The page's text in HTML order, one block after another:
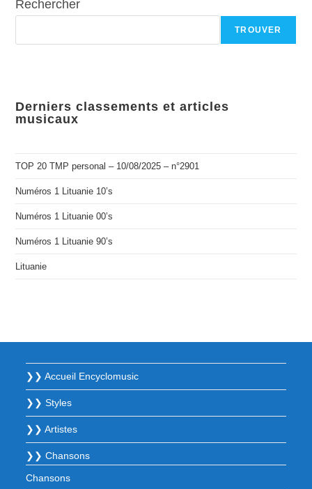
Rechercher
TROUVER
Derniers classements et articles
musicaux
TOP 20 TMP personal – 10/08/2025 – n°2901
Numéros 1 Lituanie 10’s
Numéros 1 Lituanie 00’s
Numéros 1 Lituanie 90’s
Lituanie
❯❯ Accueil Encyclomusic
❯❯ Styles
❯❯ Artistes
❯❯ Chansons
Chansons